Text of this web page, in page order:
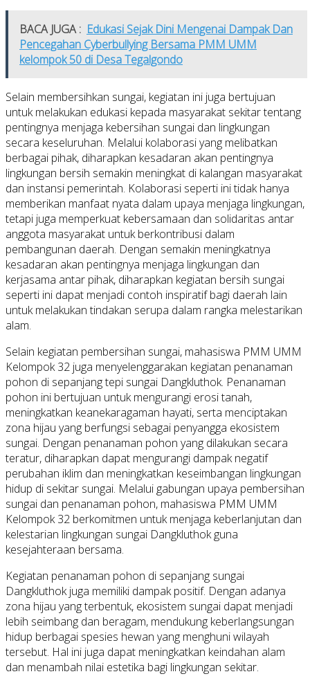
BACA JUGA : Edukasi Sejak Dini Mengenai Dampak Dan
Pencegahan Cyberbullying Bersama PMM UMM
kelompok 50 di Desa Tegalgondo
Selain membersihkan sungai, kegiatan ini juga bertujuan
untuk melakukan edukasi kepada masyarakat sekitar tentang
pentingnya menjaga kebersihan sungai dan lingkungan
secara keseluruhan. Melalui kolaborasi yang melibatkan
berbagai pihak, diharapkan kesadaran akan pentingnya
lingkungan bersih semakin meningkat di kalangan masyarakat
dan instansi pemerintah. Kolaborasi seperti ini tidak hanya
memberikan manfaat nyata dalam upaya menjaga lingkungan,
tetapi juga memperkuat kebersamaan dan solidaritas antar
anggota masyarakat untuk berkontribusi dalam
pembangunan daerah. Dengan semakin meningkatnya
kesadaran akan pentingnya menjaga lingkungan dan
kerjasama antar pihak, diharapkan kegiatan bersih sungai
seperti ini dapat menjadi contoh inspiratif bagi daerah lain
untuk melakukan tindakan serupa dalam rangka melestarikan
alam.
Selain kegiatan pembersihan sungai, mahasiswa PMM UMM
Kelompok 32 juga menyelenggarakan kegiatan penanaman
pohon di sepanjang tepi sungai Dangkluthok. Penanaman
pohon ini bertujuan untuk mengurangi erosi tanah,
meningkatkan keanekaragaman hayati, serta menciptakan
zona hijau yang berfungsi sebagai penyangga ekosistem
sungai. Dengan penanaman pohon yang dilakukan secara
teratur, diharapkan dapat mengurangi dampak negatif
perubahan iklim dan meningkatkan keseimbangan lingkungan
hidup di sekitar sungai. Melalui gabungan upaya pembersihan
sungai dan penanaman pohon, mahasiswa PMM UMM
Kelompok 32 berkomitmen untuk menjaga keberlanjutan dan
kelestarian lingkungan sungai Dangkluthok guna
kesejahteraan bersama.
Kegiatan penanaman pohon di sepanjang sungai
Dangkluthok juga memiliki dampak positif. Dengan adanya
zona hijau yang terbentuk, ekosistem sungai dapat menjadi
lebih seimbang dan beragam, mendukung keberlangsungan
hidup berbagai spesies hewan yang menghuni wilayah
tersebut. Hal ini juga dapat meningkatkan keindahan alam
dan menambah nilai estetika bagi lingkungan sekitar.